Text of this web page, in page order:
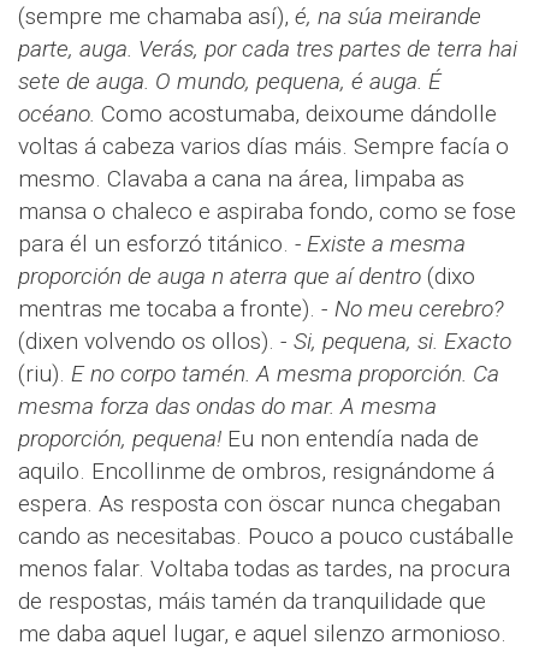
(sempre me chamaba así), é, na súa meirande
parte, auga. Verás, por cada tres partes de terra hai
sete de auga. O mundo, pequena, é auga. É
océano. Como acostumaba, deixoume dándolle
voltas á cabeza varios días máis. Sempre facía o
mesmo. Clavaba a cana na área, limpaba as
mansa o chaleco e aspiraba fondo, como se fose
para él un esforzó titánico. - Existe a mesma
proporción de auga n aterra que aí dentro (dixo
mentras me tocaba a fronte). - No meu cerebro?
(dixen volvendo os ollos). - Si, pequena, si. Exacto
(riu). E no corpo tamén. A mesma proporción. Ca
mesma forza das ondas do mar. A mesma
proporción, pequena! Eu non entendía nada de
aquilo. Encollinme de ombros, resignándome á
espera. As resposta con öscar nunca chegaban
cando as necesitabas. Pouco a pouco custáballe
menos falar. Voltaba todas as tardes, na procura
de respostas, máis tamén da tranquilidade que
me daba aquel lugar, e aquel silenzo armonioso.